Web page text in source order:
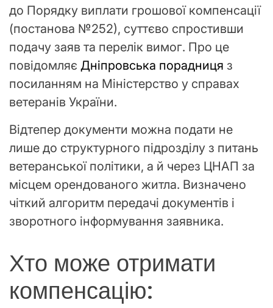
до Порядку виплати грошової компенсації
(постанова №252), суттєво спростивши
подачу заяв та перелік вимог. Про це
повідомляє Дніпровська порадниця з
посиланням на Міністерство у справах
ветеранів України.
Відтепер документи можна подати не
лише до структурного підрозділу з питань
ветеранської політики, а й через ЦНАП за
місцем орендованого житла. Визначено
чіткий алгоритм передачі документів і
зворотного інформування заявника.
Хто може отримати
компенсацію: